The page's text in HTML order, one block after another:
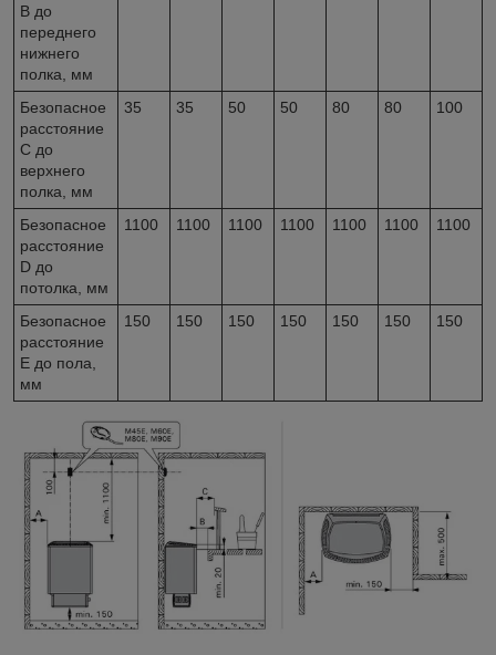
B до
переднего
нижнего
полка, мм
Безопасное
расстояние
C до
верхнего
полка, мм
35 35 50 50 80 80 100
Безопасное
расстояние
D до
потолка, мм
1100 1100 1100 1100 1100 1100 1100
Безопасное
расстояние
E до пола,
мм
150 150 150 150 150 150 150